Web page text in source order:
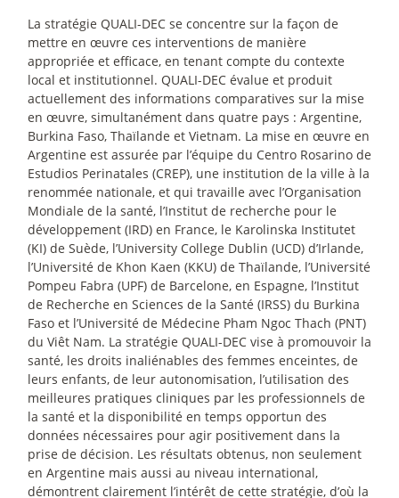
La stratégie QUALI-DEC se concentre sur la façon de
mettre en œuvre ces interventions de manière
appropriée et efficace, en tenant compte du contexte
local et institutionnel. QUALI-DEC évalue et produit
actuellement des informations comparatives sur la mise
en œuvre, simultanément dans quatre pays : Argentine,
Burkina Faso, Thaïlande et Vietnam. La mise en œuvre en
Argentine est assurée par l’équipe du Centro Rosarino de
Estudios Perinatales (CREP), une institution de la ville à la
renommée nationale, et qui travaille avec l’Organisation
Mondiale de la santé, l’Institut de recherche pour le
développement (IRD) en France, le Karolinska Institutet
(KI) de Suède, l’University College Dublin (UCD) d’Irlande,
l’Université de Khon Kaen (KKU) de Thaïlande, l’Université
Pompeu Fabra (UPF) de Barcelone, en Espagne, l’Institut
de Recherche en Sciences de la Santé (IRSS) du Burkina
Faso et l’Université de Médecine Pham Ngoc Thach (PNT)
du Viêt Nam. La stratégie QUALI-DEC vise à promouvoir la
santé, les droits inaliénables des femmes enceintes, de
leurs enfants, de leur autonomisation, l’utilisation des
meilleures pratiques cliniques par les professionnels de
la santé et la disponibilité en temps opportun des
données nécessaires pour agir positivement dans la
prise de décision. Les résultats obtenus, non seulement
en Argentine mais aussi au niveau international,
démontrent clairement l’intérêt de cette stratégie, d’où la